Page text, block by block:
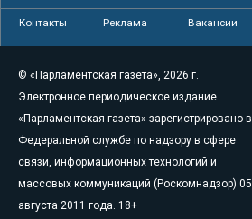
Контакты Реклама Вакансии
© «Парламентская газета», 2026 г.
Электронное периодическое издание
«Парламентская газета» зарегистрировано в
Федеральной службе по надзору в сфере
связи, информационных технологий и
массовых коммуникаций (Роскомнадзор) 05
августа 2011 года. 18+